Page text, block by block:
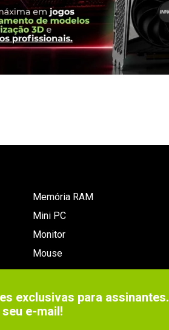
Memória RAM
Mini PC
Monitor
Mouse
exclusivas para assinantes.
e-mail!